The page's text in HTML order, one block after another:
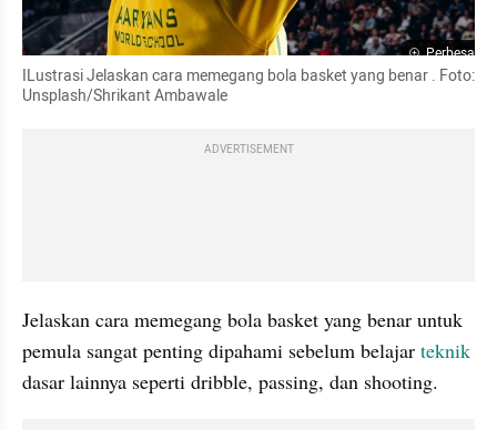
Perbesar
ILustrasi Jelaskan cara memegang bola basket yang benar . Foto:
Unsplash/Shrikant Ambawale
ADVERTISEMENT
Jelaskan cara memegang bola basket yang benar untuk
pemula sangat penting dipahami sebelum belajar teknik
dasar lainnya seperti dribble, passing, dan shooting.